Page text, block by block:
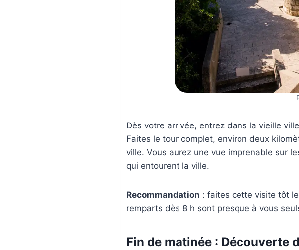
Dès votre arrivée, entrez dans la vieille
Faites le tour complet, environ deux
ville. Vous aurez une vue imprenable sur
qui entourent la ville.
Recommandation : faites cette visite tôt
remparts dès 8 h sont presque à vous
Fin de matinée : Découverte